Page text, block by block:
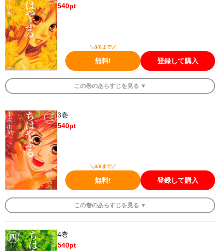
540pt
＼8/6まで／
無料! 登録して購入
この巻のあらすじを 見る ▼
3巻
540pt
＼8/6まで／
無料! 登録して購入
この巻のあらすじを 見る ▼
4巻
540pt